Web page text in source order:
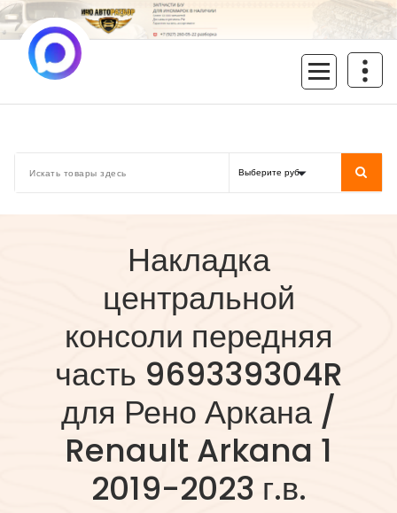
Перейти
к
содержимому
Накладка
центральной
консоли передняя
часть 969339304R
для Рено Аркана /
Renault Arkana 1
2019-2023 г.в.